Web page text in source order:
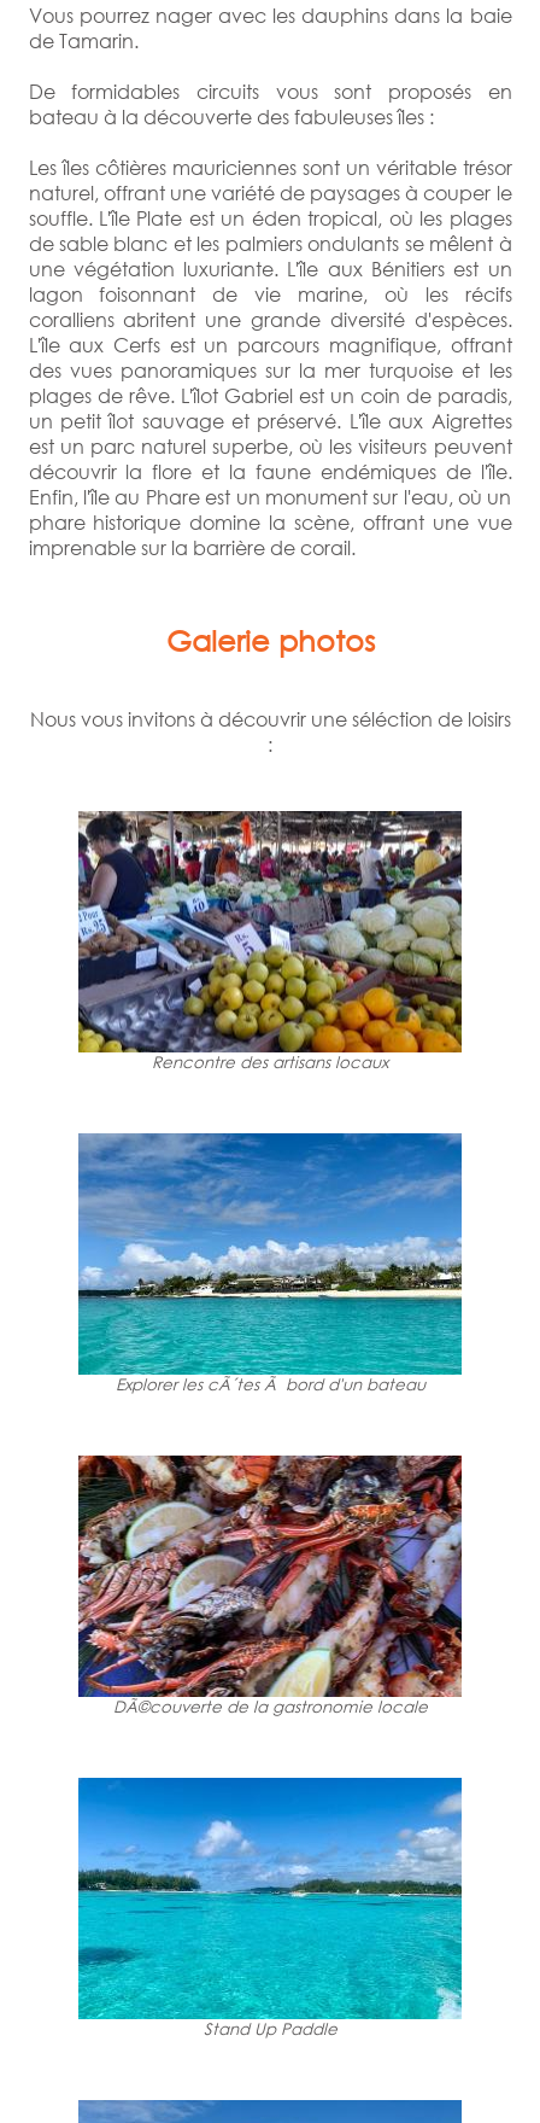
Vous pourrez nager avec les dauphins dans la baie
de Tamarin.
De formidables circuits vous sont proposés en
bateau à la découverte des fabuleuses îles :
Les îles côtières mauriciennes sont un véritable trésor
naturel, offrant une variété de paysages à couper le
souffle. L'île Plate est un éden tropical, où les plages
de sable blanc et les palmiers ondulants se mêlent à
une végétation luxuriante. L'île aux Bénitiers est un
lagon foisonnant de vie marine, où les récifs
coralliens abritent une grande diversité d'espèces.
L'île aux Cerfs est un parcours magnifique, offrant
des vues panoramiques sur la mer turquoise et les
plages de rêve. L'îlot Gabriel est un coin de paradis,
un petit îlot sauvage et préservé. L'île aux Aigrettes
est un parc naturel superbe, où les visiteurs peuvent
découvrir la flore et la faune endémiques de l'île.
Enfin, l'île au Phare est un monument sur l'eau, où un
phare historique domine la scène, offrant une vue
imprenable sur la barrière de corail.
Galerie photos
Nous vous invitons à découvrir une séléction de loisirs
:
Rencontre des artisans locaux
Explorer les cÃ´tes Ã bord d'un bateau
DÃ©couverte de la gastronomie locale
Stand Up Paddle